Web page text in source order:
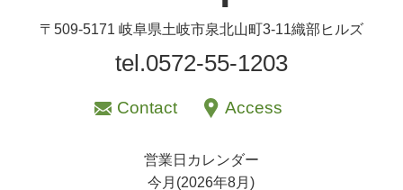
〒509-5171 岐阜県土岐市泉北山町3-11織部ヒルズ
tel.0572-55-1203
Contact Access
営業日カレンダー
今月(2026年8月)